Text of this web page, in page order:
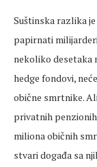
Suštinska razlika
papirnati
nekoliko desetaka
hedge fondovi,
obične smrtnike.
privatnih
miliona običnih
stvari događa sa